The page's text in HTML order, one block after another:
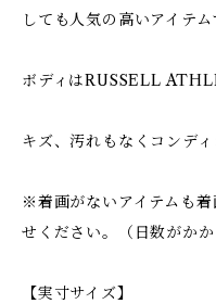
しても人気の高いアイテム
ボディはRUSSELL
キズ、汚れもなくコンディ
※着画がないアイテムも
せください。（日数がかか
【実寸サイズ】